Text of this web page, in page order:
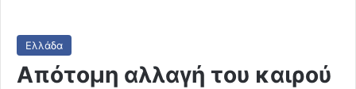
Ελλάδα
Απότομη αλλαγή του καιρού